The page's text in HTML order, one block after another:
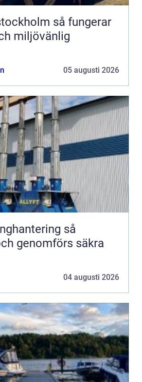
så fungerar
miljövänlig
05 augusti 2026
så
genomförs säkra
04 augusti 2026